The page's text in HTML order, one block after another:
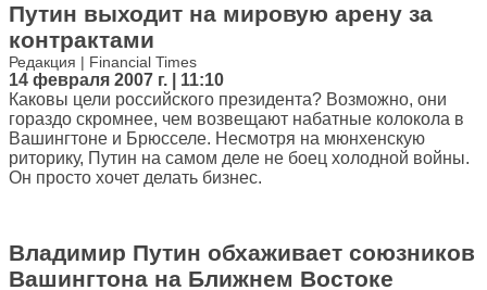
Путин выходит на мировую арену за
контрактами
Редакция | Financial Times
14 февраля 2007 г. | 11:10
Каковы цели российского президента? Возможно, они
гораздо скромнее, чем возвещают набатные колокола в
Вашингтоне и Брюсселе. Несмотря на мюнхенскую
риторику, Путин на самом деле не боец холодной войны.
Он просто хочет делать бизнес.
Владимир Путин обхаживает союзников
Вашингтона на Ближнем Востоке